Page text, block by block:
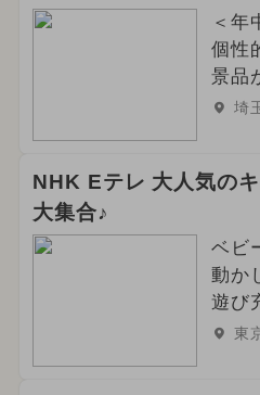
＜年
個性
景品
埼
NHK Eテレ 大人気の
大集合♪
ベビ
動か
遊び
東